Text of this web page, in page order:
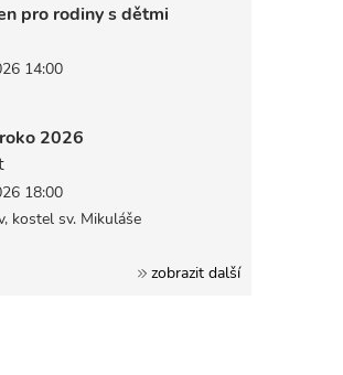
pro rodiny s dětmi
14:00
2026
18:00
kostel sv. Mikuláše
zobrazit další